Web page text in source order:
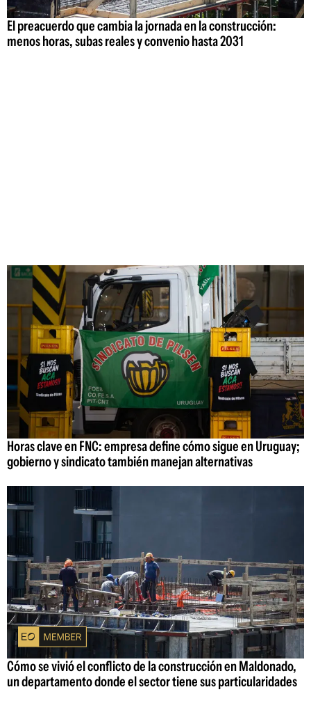
El preacuerdo que cambia la jornada en la construcción:
menos horas, subas reales y convenio hasta 2031
Horas clave en FNC: empresa define cómo sigue en Uruguay;
gobierno y sindicato también manejan alternativas
Cómo se vivió el conflicto de la construcción en Maldonado,
un departamento donde el sector tiene sus particularidades